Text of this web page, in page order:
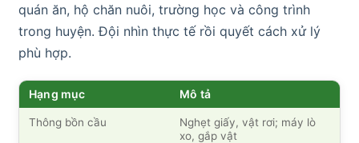
quán ăn, hộ chăn nuôi, trường học và công trình
trong huyện. Đội nhìn thực tế rồi quyết cách xử lý
phù hợp.
Hạng mục Mô tả
Thông bồn cầu
Nghẹt giấy, vật rơi; máy lò
xo, gắp vật